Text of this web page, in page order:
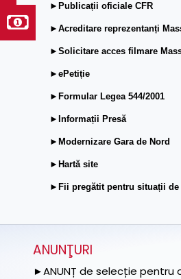
►Publicații oficiale CFR
►Acreditare reprezentanți
►Solicitare acces filmare
►ePetiție
►Formular Legea 544/2001
►Informații Presă
►Modernizare Gara de Nord
►Hartă site
►Fii pregătit pentru situații de
ANUNŢURI
►ANUNȚ de selecție pentru